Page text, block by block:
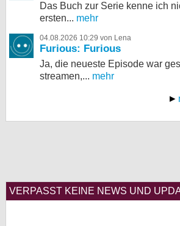
Das Buch zur Serie kenne ich
ersten... mehr
04.08.2026 10:29 von Lena
Furious: Furious
Ja, die neueste Episode war
streamen,... mehr
VERPASST KEINE NEWS UND